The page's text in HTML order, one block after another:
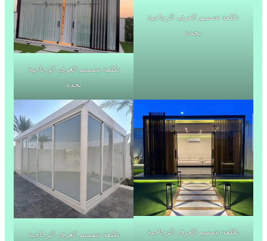
تكلفة تصميم الغرف الزجاجية
بجدة
تكلفة تصميم الغرف الزجاجية
بجدة
تكلفة تصميم الغرف الزجاجية
تكلفة تصميم الغرف الزجاجية